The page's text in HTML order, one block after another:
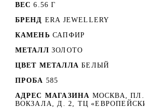
ВЕС 6.56 Г
БРЕНД ERA JEWELLERY
КАМЕНЬ САПФИР
МЕТАЛЛ ЗОЛОТО
ЦВЕТ МЕТАЛЛА БЕЛЫЙ
ПРОБА 585
АДРЕС МАГАЗИНА МОСКВА,
ВОКЗАЛА, Д. 2, ТЦ